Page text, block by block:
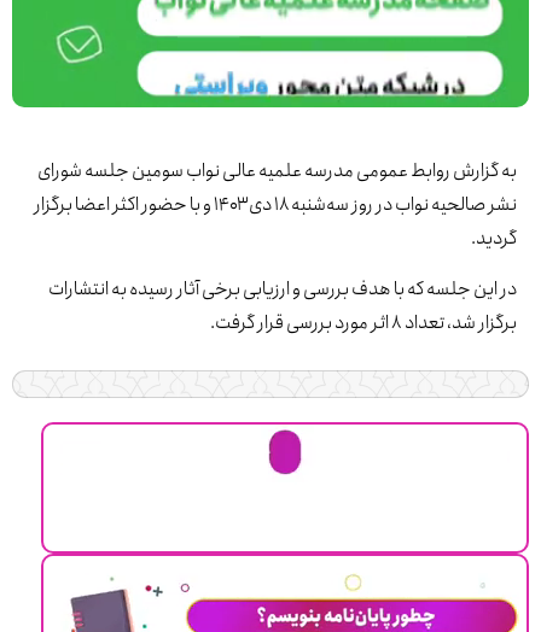
روابط عمومی مدرسه علمیه عالی نواب سومین جلسه شورای
نشر صالحیه نواب در روز سه‌شنبه ۱۸ دی ۱۴۰۳ و با حضور اکثر اعضا برگزار
جلسه که با هدف بررسی و ارزیابی برخی آثار رسیده به انتشارات
۸ اثر مورد بررسی قرار گرفت.